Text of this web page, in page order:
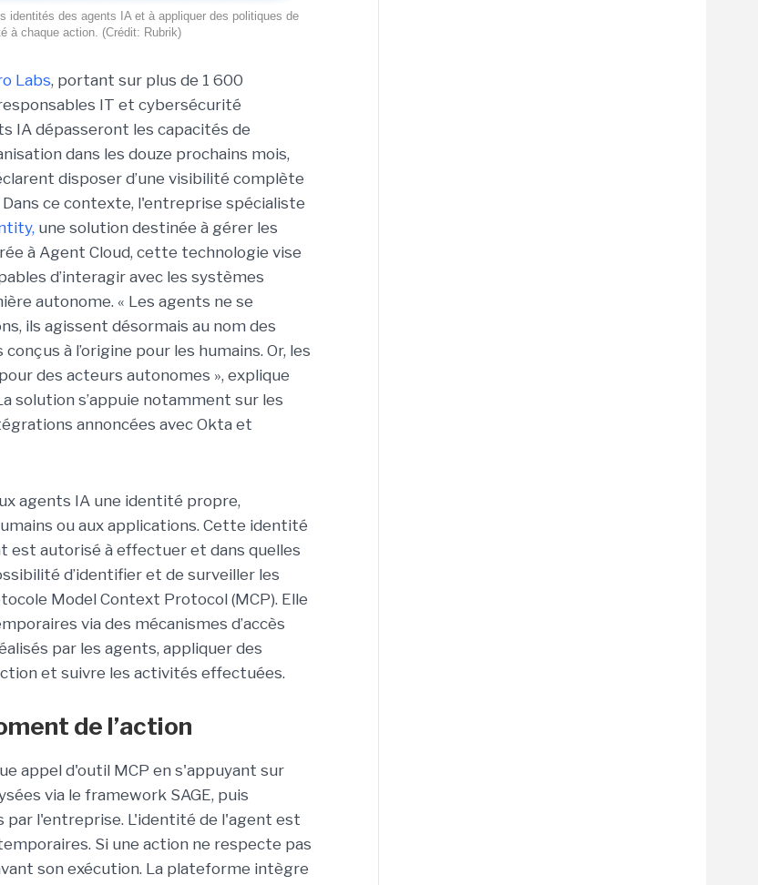
identités des agents IA et à appliquer des politiques de
à chaque action. (Crédit: Rubrik)
Labs, portant sur plus de 1 600
IT et cybersécurité
IA dépasseront les capacités de
dans les douze prochains mois,
disposer d’une visibilité complète
Dans ce contexte, l'entreprise spécialiste
une solution destinée à gérer les
à Agent Cloud, cette technologie vise
d’interagir avec les systèmes
autonome. « Les agents ne se
ils agissent désormais au nom des
à l’origine pour les humains. Or, les
des acteurs autonomes », explique
solution s’appuie notamment sur les
annoncées avec Okta et
agents IA une identité propre,
ou aux applications. Cette identité
est autorisé à effectuer et dans quelles
d’identifier et de surveiller les
Model Context Protocol (MCP). Elle
via des mécanismes d’accès
par les agents, appliquer des
et suivre les activités effectuées.
de l’action
appel d'outil MCP en s'appuyant sur
via le framework SAGE, puis
l'entreprise. L'identité de l'agent est
Si une action ne respecte pas
son exécution. La plateforme intègre